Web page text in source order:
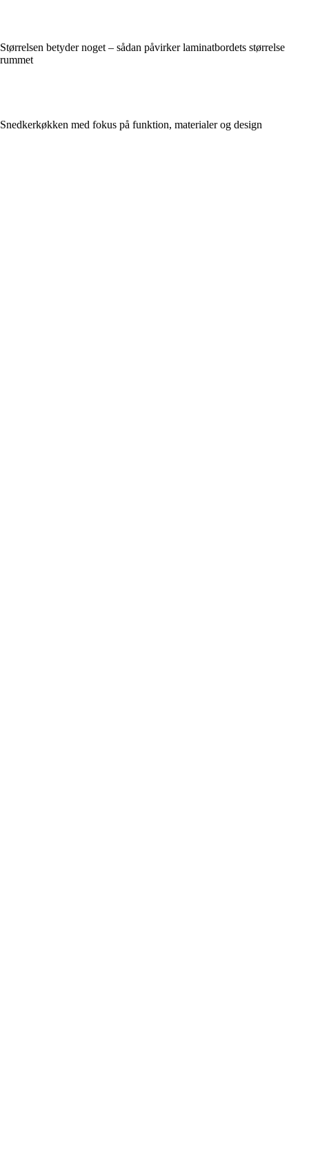
Størrelsen betyder noget – sådan påvirker laminatbordets størrelse
rummet
Snedkerkøkken med fokus på funktion, materialer og design